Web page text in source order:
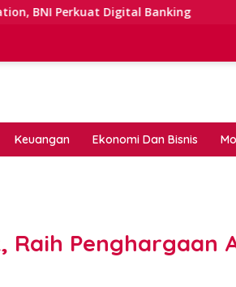
Banking Kerusuhan
Keuangan Ekonomi Dan Bisnis
Raih Penghargaan